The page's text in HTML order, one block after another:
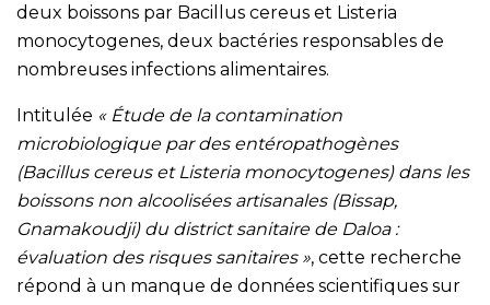
deux boissons par Bacillus cereus et Listeria
monocytogenes, deux bactéries responsables de
nombreuses infections alimentaires.
Intitulée « Étude de la contamination
microbiologique par des entéropathogènes
(Bacillus cereus et Listeria monocytogenes) dans les
boissons non alcoolisées artisanales (Bissap,
Gnamakoudji) du district sanitaire de Daloa :
évaluation des risques sanitaires », cette recherche
répond à un manque de données scientifiques sur